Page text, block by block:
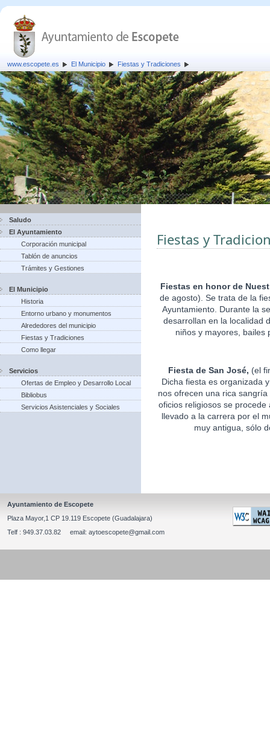
www.escopete.es El Municipio Fiestas y Tradiciones
Saludo
El Ayuntamiento
Corporación municipal
Tablón de anuncios
Trámites y Gestiones
El Municipio
Historia
Entorno urbano y monumentos
Alrededores del municipio
Fiestas y Tradiciones
Como llegar
Servicios
Ofertas de Empleo y Desarrollo Local
Bibliobus
Servicios Asistenciales y Sociales
Fiestas y
Fiestas en honor de
de agosto). Se trata de la
Ayuntamiento. Durante la
desarrollan en la localidad
niños y mayores, bailes
Fiesta de San José, (el
Dicha fiesta es organizada
nos ofrecen una rica
oficios religiosos se
llevado a la carrera por el
muy antigua, sólo
Ayuntamiento de Escopete
Plaza Mayor,1 CP 19.119 Escopete (Guadalajara)
Telf : 949.37.03.82 email: aytoescopete@gmail.com